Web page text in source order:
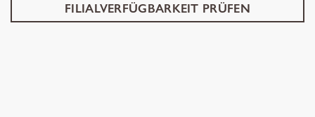
FILIALVERFÜGBARKEIT PRÜFEN